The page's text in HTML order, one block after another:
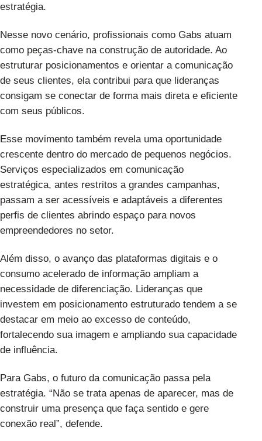
estratégia.
Nesse novo cenário, profissionais como Gabs atuam
como peças-chave na construção de autoridade. Ao
estruturar posicionamentos e orientar a comunicação
de seus clientes, ela contribui para que lideranças
consigam se conectar de forma mais direta e eficiente
com seus públicos.
Esse movimento também revela uma oportunidade
crescente dentro do mercado de pequenos negócios.
Serviços especializados em comunicação
estratégica, antes restritos a grandes campanhas,
passam a ser acessíveis e adaptáveis a diferentes
perfis de clientes abrindo espaço para novos
empreendedores no setor.
Além disso, o avanço das plataformas digitais e o
consumo acelerado de informação ampliam a
necessidade de diferenciação. Lideranças que
investem em posicionamento estruturado tendem a se
destacar em meio ao excesso de conteúdo,
fortalecendo sua imagem e ampliando sua capacidade
de influência.
Para Gabs, o futuro da comunicação passa pela
estratégia. “Não se trata apenas de aparecer, mas de
construir uma presença que faça sentido e gere
conexão real”, defende.